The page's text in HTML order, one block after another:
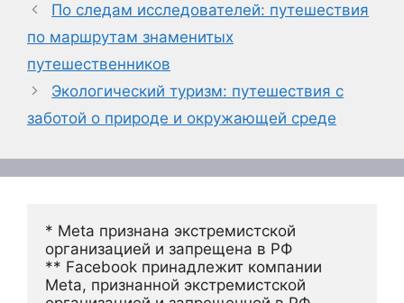
По следам исследователей: путешествия
по маршрутам знаменитых
путешественников
Экологический туризм: путешествия с
заботой о природе и окружающей среде
* Meta признана экстремистской
организацией и запрещена в РФ
** Facebook принадлежит компании
Meta, признанной экстремистской